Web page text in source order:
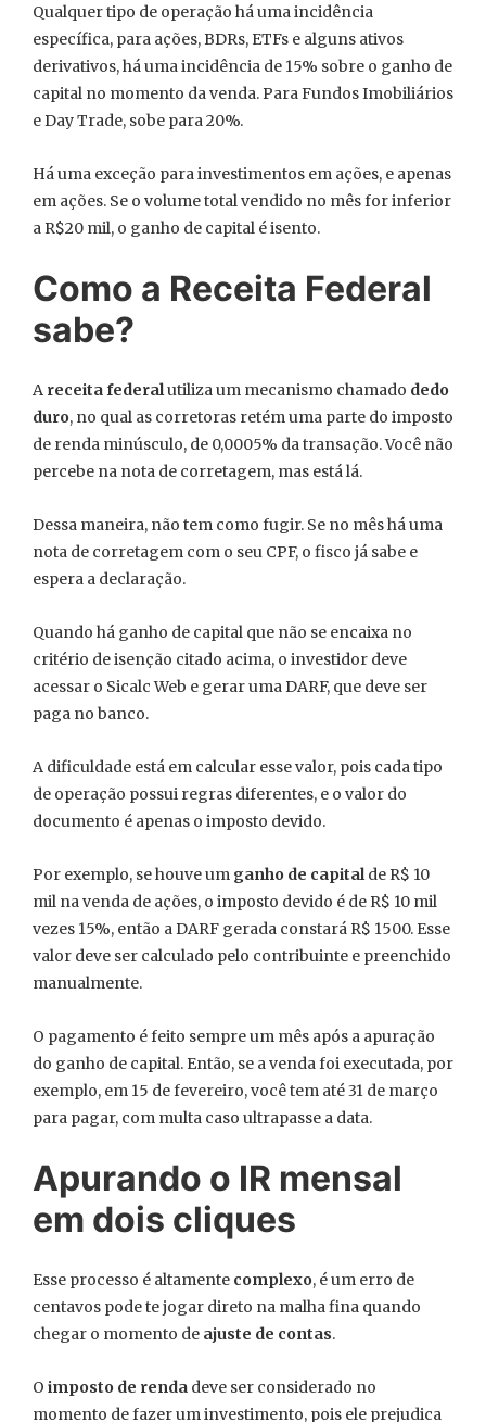
Qualquer tipo de operação há uma incidência
específica, para ações, BDRs, ETFs e alguns ativos
derivativos, há uma incidência de 15% sobre o ganho de
capital no momento da venda. Para Fundos Imobiliários
e Day Trade, sobe para 20%.
Há uma exceção para investimentos em ações, e apenas
em ações. Se o volume total vendido no mês for inferior
a R$20 mil, o ganho de capital é isento.
Como a Receita Federal
sabe?
A receita federalutiliza um mecanismo chamado dedo
duro, no qual as corretoras retém uma parte do imposto
de renda minúsculo, de 0,0005% da transação. Você não
percebe na nota de corretagem, mas está lá.
Dessa maneira, não tem como fugir. Se no mês há uma
nota de corretagem com o seu CPF, o fisco já sabe e
espera a declaração.
Quando há ganho de capital que não se encaixa no
critério de isenção citado acima, o investidor deve
acessar o Sicalc Web e gerar uma DARF, que deve ser
paga no banco.
A dificuldade está em calcular esse valor, pois cada tipo
de operação possui regras diferentes, e o valor do
documento é apenas o imposto devido.
Por exemplo, se houve um ganho de capitalde R$ 10
mil na venda de ações, o imposto devido é de R$ 10 mil
vezes 15%, então a DARF gerada constará R$ 1500. Esse
valor deve ser calculado pelo contribuinte e preenchido
manualmente.
O pagamento é feito sempre um mês após a apuração
do ganho de capital. Então, se a venda foi executada, por
exemplo, em 15 de fevereiro, você tem até 31 de março
para pagar, com multa caso ultrapasse a data.
Apurando o IR mensal
em dois cliques
Esse processo é altamente complexo, é um erro de
centavos pode te jogar direto na malha fina quando
chegar o momento de ajuste de contas.
O imposto de renda deve ser considerado no
momento de fazer um investimento, pois ele prejudica